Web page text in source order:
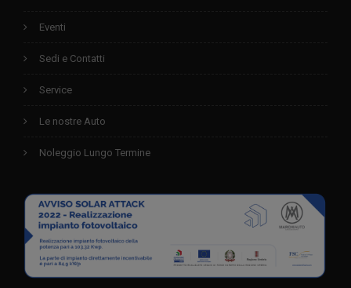
Eventi
Sedi e Contatti
Service
Le nostre Auto
Noleggio Lungo Termine